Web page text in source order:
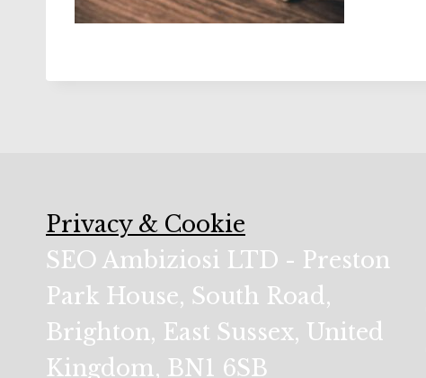
Privacy & Cookie
SEO Ambiziosi LTD - Preston
Park House, South Road,
Brighton, East Sussex, United
Kingdom, BN1 6SB